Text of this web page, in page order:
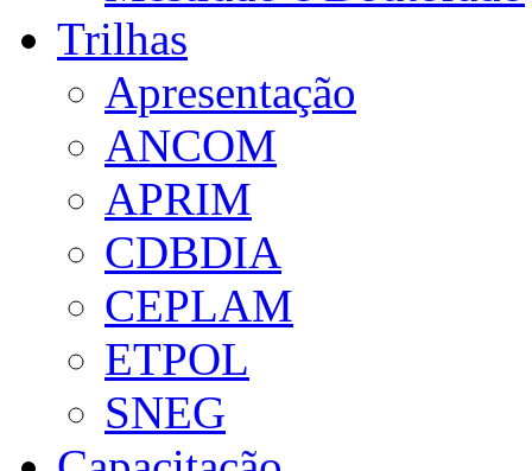
Trilhas
Apresentação
ANCOM
APRIM
CDBDIA
CEPLAM
ETPOL
SNEG